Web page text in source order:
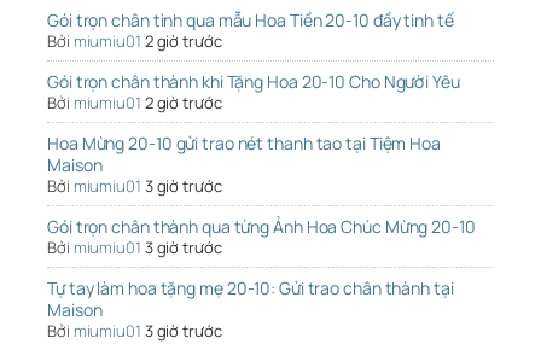
Gói trọn chân tình qua mẫu Hoa Tiền 20-10 đầy tinh tế
Bởi miumiu01 2 giờ trước
Gói trọn chân thành khi Tặng Hoa 20-10 Cho Người Yêu
Bởi miumiu01 2 giờ trước
Hoa Mừng 20-10 gửi trao nét thanh tao tại Tiệm Hoa
Maison
Bởi miumiu01 3 giờ trước
Gói trọn chân thành qua từng Ảnh Hoa Chúc Mừng 20-10
Bởi miumiu01 3 giờ trước
Tự tay làm hoa tặng mẹ 20-10: Gửi trao chân thành tại
Maison
Bởi miumiu01 3 giờ trước